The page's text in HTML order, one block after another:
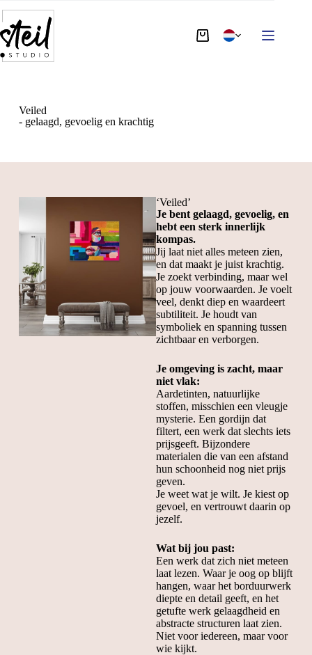
Veiled
- gelaagd, gevoelig en krachtig
‘Veiled’
Je bent gelaagd, gevoelig, en
hebt een sterk innerlijk
kompas.
Jij laat niet alles meteen zien,
en dat maakt je juist krachtig.
Je zoekt verbinding, maar wel
op jouw voorwaarden. Je voelt
veel, denkt diep en waardeert
subtiliteit. Je houdt van
symboliek en spanning tussen
zichtbaar en verborgen.
Je omgeving is zacht, maar
niet vlak:
Aardetinten, natuurlijke
stoffen, misschien een vleugje
mysterie. Een gordijn dat
filtert, een werk dat slechts iets
prijsgeeft. Bijzondere
materialen die van een afstand
hun schoonheid nog niet prijs
geven.
Je weet wat je wilt. Je kiest op
gevoel, en vertrouwt daarin op
jezelf.
Wat bij jou past:
Een werk dat zich niet meteen
laat lezen. Waar je oog op blijft
hangen, waar het borduurwerk
diepte en detail geeft, en het
getufte werk gelaagdheid en
abstracte structuren laat zien.
Niet voor iedereen, maar voor
wie kijkt.